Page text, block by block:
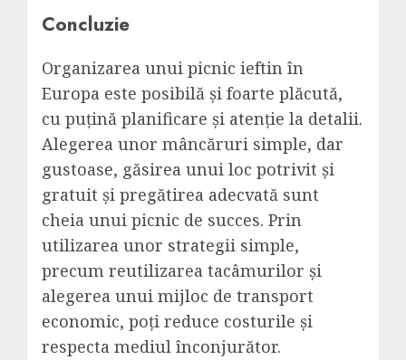
Concluzie
Organizarea unui picnic ieftin în
Europa este posibilă și foarte plăcută,
cu puțină planificare și atenție la detalii.
Alegerea unor mâncăruri simple, dar
gustoase, găsirea unui loc potrivit și
gratuit și pregătirea adecvată sunt
cheia unui picnic de succes. Prin
utilizarea unor strategii simple,
precum reutilizarea tacâmurilor și
alegerea unui mijloc de transport
economic, poți reduce costurile și
respecta mediul înconjurător.